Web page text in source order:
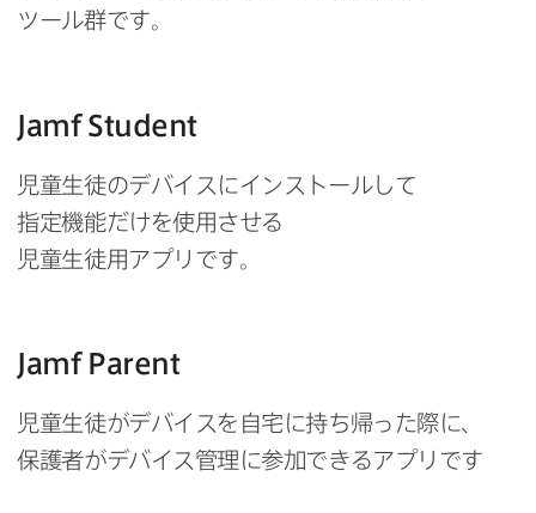
ツール群です。
Jamf Student
児童生徒の​デバイスに​インストールして​
指定機能だけを​使用させる​
児童生徒用アプリです。
Jamf Parent
児童生徒が​デバイスを​自宅に​持ち帰った​際に、​
保護者が​デバイス管理に​参加できる​アプリです